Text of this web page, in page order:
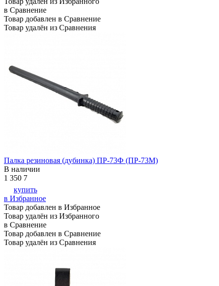
в Сравнение
Товар добавлен в Сравнение
Товар удалён из Сравнения
Палка резиновая (дубинка) ПР-73Ф (ПР-73М)
В наличии
1 350 7
купить
в Избранное
Товар добавлен в Избранное
Товар удалён из Избранного
в Сравнение
Товар добавлен в Сравнение
Товар удалён из Сравнения